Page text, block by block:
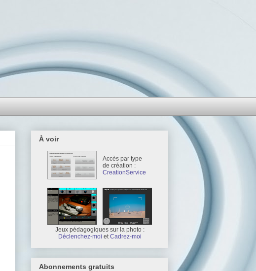
À voir
Accès par type
de création :
CreationService
Jeux pédagogiques sur la photo :
Déclenchez-moi etCadrez-moi
Abonnements gratuits